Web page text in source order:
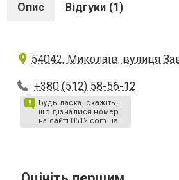
Опис Відгуки (1)
54042, Миколаїв, вулиця
+380 (512) 58-56-12
Будь ласка, скажіть,
що дізналися номер
на сайті 0512.com.ua